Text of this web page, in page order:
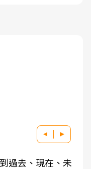
過去、現在、未